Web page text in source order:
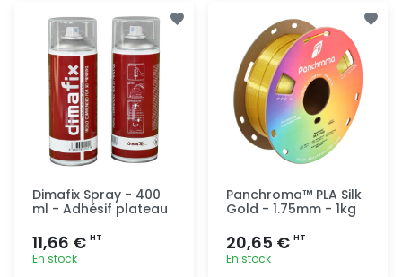
Dimafix Spray - 400
ml - Adhésif plateau
11,66 € HT
En stock
Panchroma™ PLA Silk
Gold - 1.75mm - 1kg
20,65 € HT
En stock